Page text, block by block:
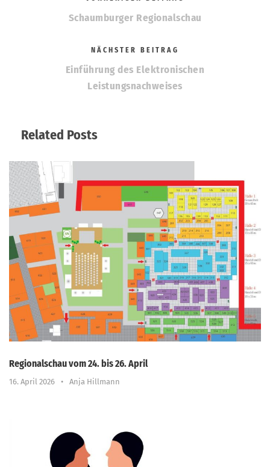
Schaumburger Regionalschau
NÄCHSTER BEITRAG
Einführung des Elektronischen
Leistungsnachweises
Related Posts
Regionalschau vom 24. bis 26. April
16. April 2026 • Anja Hillmann